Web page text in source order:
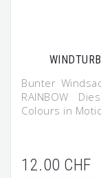
Bunter
RAINBOW
Colours in
12.00 CHF